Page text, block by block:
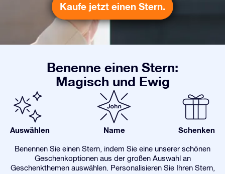
Kaufe jetzt einen Stern.
Benenne einen Stern:
Magisch und Ewig
Auswählen Name Schenken
Benennen Sie einen Stern, indem Sie eine unserer schönen
Geschenkoptionen aus der großen Auswahl an
Geschenkthemen auswählen. Personalisieren Sie Ihren Stern,